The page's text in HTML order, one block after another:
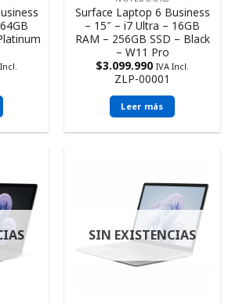
Surface Laptop 6 Business
– 15″ – i7 Ultra – 16GB
RAM – 256GB SSD – Black
– W11 Pro
$3.099.990 IVA Incl.
ZLP-00001
Leer más
SIN EXISTENCIAS